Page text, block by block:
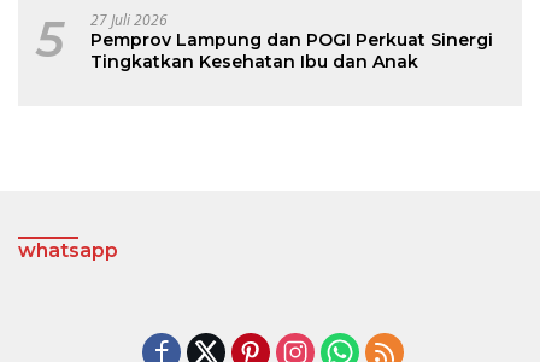
5 27 Juli 2026
Pemprov Lampung dan POGI Perkuat Sinergi
Tingkatkan Kesehatan Ibu dan Anak
whatsapp